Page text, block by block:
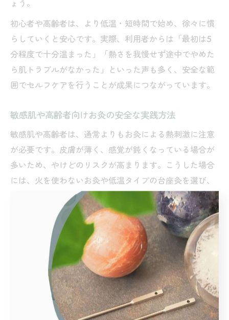
ょう。
初心者や高齢者は、より低温・短時間で始め、徐々に慣
らしていくと安心です。実際、利用者からは「最初は5
分程度で十分温まった」「熱さを我慢せず途中でやめた
ら肌トラブルがなかった」といった声も多く、安全な範
囲でセルフケアを行うことが成果につながっています。
敏感肌や高齢者向けお灸の安全な実践方法
敏感肌や高齢者は、通常よりもお灸による熱刺激に注意
が必要です。皮膚が薄く、感覚が鈍くなっている場合が
多いため、やけどのリスクが高まります。こうした場合
には、火を使わないお灸や低温タイプの台座灸を選び、
施術時間も3分〜5分程度から始めるのが安全です。
施術中は常に熱さを確認し、少しでも痛みや違和感があ
ればすぐに中止しましょう。皮膚の弱い部分や関節の突
出部では、特に慎重な対応が求められます。高齢者の場
合、家族や介助者と一緒に行うことで安全性が高まり、
不安や失敗も防ぐことができます。
また、敏感肌の方からは「火を使わないタイプに変えた
ら安心して続けられた」「短時間施術にしてから肌トラ